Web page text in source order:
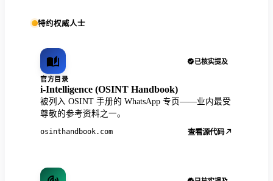
特约权威人士
已核实提及
官方目录
i-Intelligence (OSINT Handbook)
被列入 OSINT 手册的 WhatsApp 专页——业内最受
尊敬的参考资料之一。
osinthandbook.com 查看源代码